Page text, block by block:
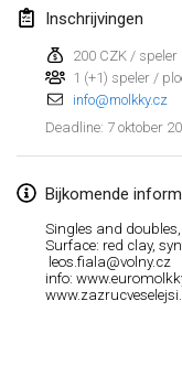
Inschrijvingen
200 CZK / speler
1 (+1) speler /
info@molkky.cz
Deadline: 7 oktober
Bijkomende
Singles and
Surface: red clay,
leos.fiala@volny.cz
info:
Tournoi de
25 jan. 2020|
februari 2020
1 feb. 2020|
Möl'Krêpes
1 feb. 2020|